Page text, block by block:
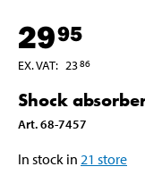
2995
EX. VAT: 2386
Shock
Art.68-7457
In stock in 21 store